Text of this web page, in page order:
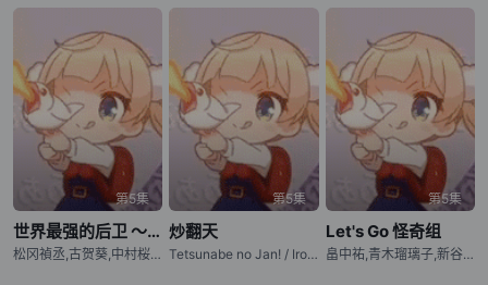
第5集
世界最强的后卫 ～迷宫国的新人探索者～
松冈禎丞,古贺葵,中村桜,石川由依,早见沙织,本渡枫,高尾奏音,相坂优歌,下屋则子
第5集
炒翻天
Tetsunabe no Jan! / Iron Wok Jan
第5集
Let's Go 怪奇组
畠中祐,青木瑠璃子,新谷真弓,青山吉能,榊原优希,花泽香菜